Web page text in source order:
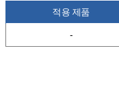
적용 제품
-